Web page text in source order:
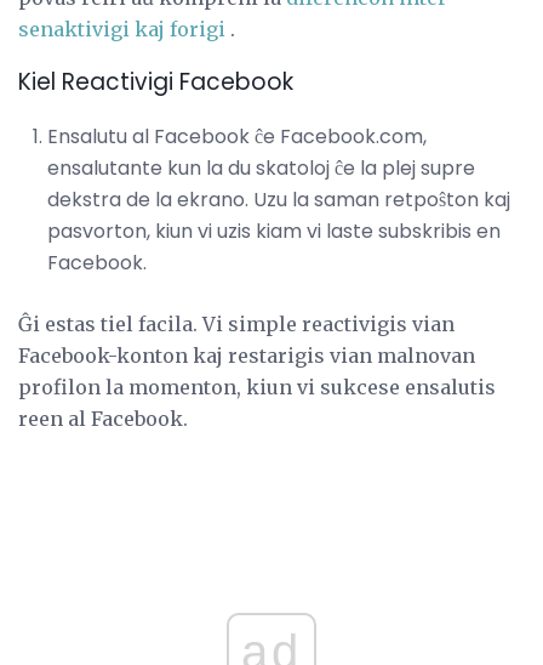
senaktivigi kaj forigi .
Kiel Reactivigi Facebook
Ensalutu al Facebook ĉe Facebook.com,
ensalutante kun la du skatoloj ĉe la plej supre
dekstra de la ekrano. Uzu la saman retpoŝton kaj
pasvorton, kiun vi uzis kiam vi laste subskribis en
Facebook.
Ĝi estas tiel facila. Vi simple reactivigis vian
Facebook-konton kaj restarigis vian malnovan
profilon la momenton, kiun vi sukcese ensalutis
reen al Facebook.
ad